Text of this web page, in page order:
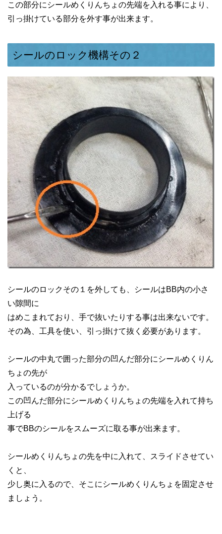
この部分にシールめくりんちょの先端を入れる事により、
引っ掛けている部分を外す事が出来ます。
シールのロック機構その２
シールのロックその１を外しても、シールはBB内の小さ
い隙間に
はめこまれており、手で抜いたりする事は出来ないです。
その為、工具を使い、引っ掛けて抜く必要があります。
シールの中丸で囲った部分の凹んだ部分にシールめくりん
ちょの先が
入っているのが分かるでしょうか。
この凹んだ部分にシールめくりんちょの先端を入れて持ち
上げる
事でBBのシールをスムーズに取る事が出来ます。
シールめくりんちょの先を中に入れて、スライドさせてい
くと、
少し奥に入るので、そこにシールめくりんちょを固定させ
ましょう。